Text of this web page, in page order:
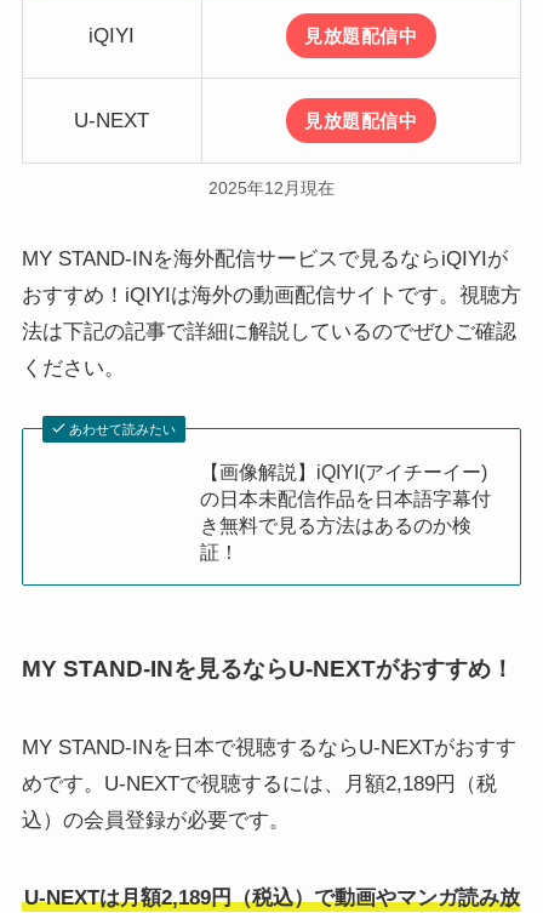
iQIYI 見放題配信中
U-NEXT 見放題配信中
2025年12月現在
MY STAND-INを海外配信サービスで見るならiQIYIが
おすすめ！iQIYIは海外の動画配信サイトです。視聴方
法は下記の記事で詳細に解説しているのでぜひご確認
ください。
あわせて読みたい
【画像解説】iQIYI(アイチーイー)
の日本未配信作品を日本語字幕付
き無料で見る方法はあるのか検
証！
MY STAND-INを見るならU-NEXTがおすすめ！
MY STAND-INを日本で視聴するならU-NEXTがおすす
めです。U-NEXTで視聴するには、⽉額2,189円（税
込）の会員登録が必要です。
U-NEXTは月額2,189円（税込）で動画やマンガ読み放